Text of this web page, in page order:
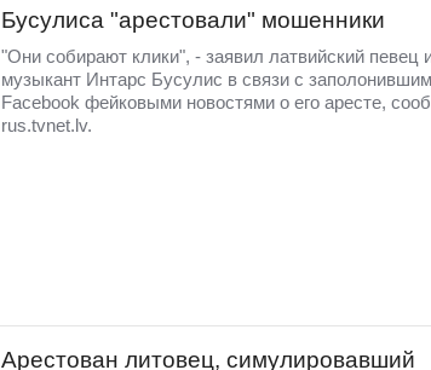
Бусулиса "арестовали" мошенники
"Они собирают клики", - заявил латвийский певец
музыкант Интарс Бусулис в связи с
Facebook фейковыми новостями о его аресте,
rus.tvnet.lv.
Арестован литовец, симулировавший